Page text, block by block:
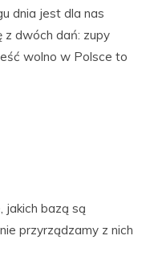
dnia jest dla nas
z dwóch dań: zupy
wolno w Polsce to
jakich bazą są
przyrządzamy z nich